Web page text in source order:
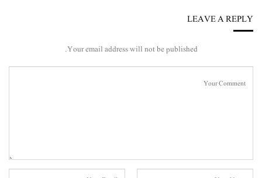
LEAVE A REPLY
Your email address will not be published.